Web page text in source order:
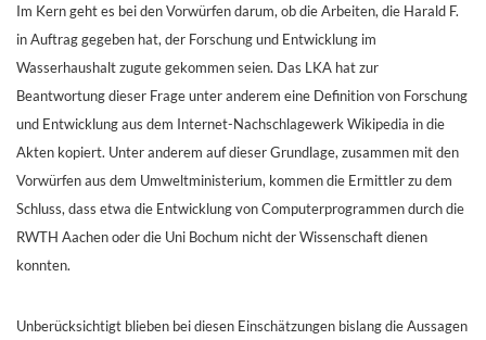
Im Kern geht es bei den Vorwürfen darum, ob die Arbeiten, die Harald F.
in Auftrag gegeben hat, der Forschung und Entwicklung im
Wasserhaushalt zugute gekommen seien. Das LKA hat zur
Beantwortung dieser Frage unter anderem eine Definition von Forschung
und Entwicklung aus dem Internet-Nachschlagewerk Wikipedia in die
Akten kopiert. Unter anderem auf dieser Grundlage, zusammen mit den
Vorwürfen aus dem Umweltministerium, kommen die Ermittler zu dem
Schluss, dass etwa die Entwicklung von Computerprogrammen durch die
RWTH Aachen oder die Uni Bochum nicht der Wissenschaft dienen
konnten.
Unberücksichtigt blieben bei diesen Einschätzungen bislang die Aussagen